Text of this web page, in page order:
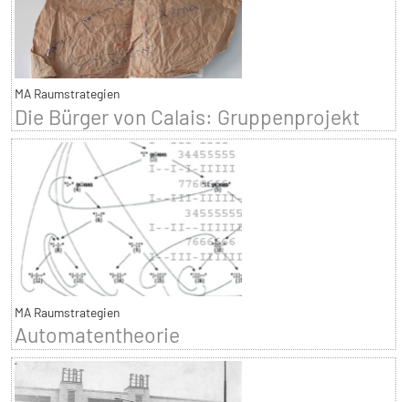
MA Raumstrategien
Die Bürger von Calais: Gruppenprojekt
MA Raumstrategien
Automatentheorie